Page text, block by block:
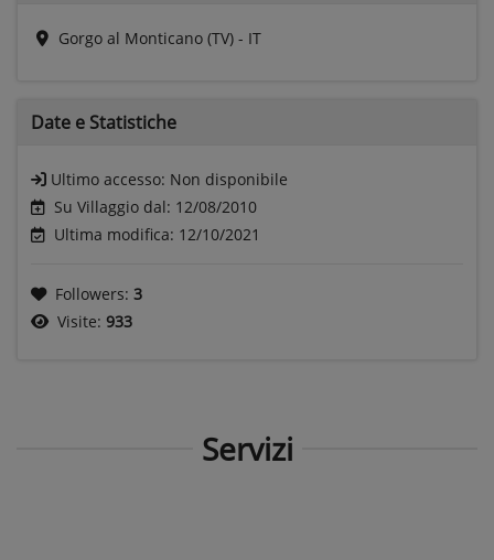
Gorgo al Monticano (TV) - IT
Date e Statistiche
Ultimo accesso: Non disponibile
Su Villaggio dal: 12/08/2010
Ultima modifica: 12/10/2021
Followers: 3
Visite: 933
Servizi